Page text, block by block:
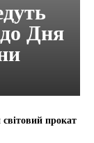
Дня
світовий прокат